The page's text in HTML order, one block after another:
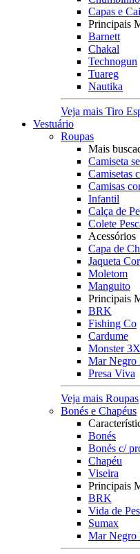
Capas e
Principais
Barnett
Chakal
Technogun
Tuareg
Nautika
Veja mais Tiro
Vestuário
Roupas
Mais
Camiseta
Camisetas
Camisas
Infantil
Calça de
Colete
Acessórios
Capa de
Jaqueta
Moletom
Manguito
Principais
BRK
Fishing Co
Cardume
Monster 3X
Mar Negro
Presa Viva
Veja mais Roupas
Bonés e Chapéus
Bonés
Bonés c/
Chapéu
Viseira
Principais
BRK
Vida de
Sumax
Mar Negro